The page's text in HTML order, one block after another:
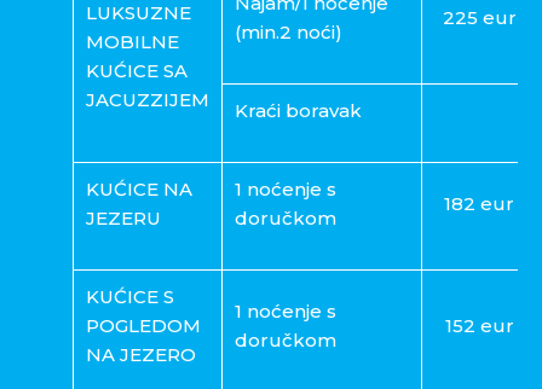
LUKSUZNE
MOBILNE
KUĆICE SA
JACUZZIJEM
(min.2 noći)
225 eur
Kraći boravak
KUĆICE NA
JEZERU
1 noćenje s
doručkom
182 eur
KUĆICE S
POGLEDOM
NA JEZERO
1 noćenje s
doručkom
152 eur